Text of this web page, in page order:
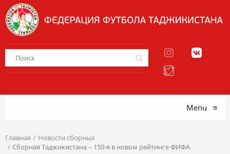
Menu ≡
Главная
Новости сборных
Сборная Таджикистана – 150-я в новом рейтинге ФИФА